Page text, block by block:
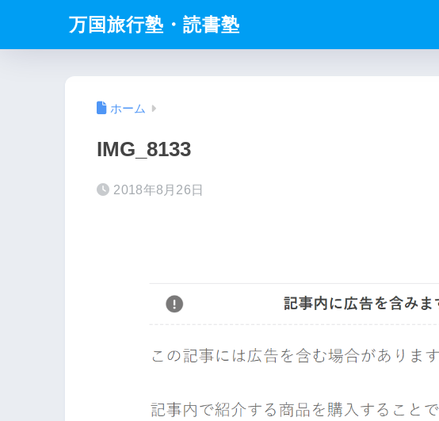
万国旅行塾・読書塾
ホーム
IMG_8133
2018年8月26日